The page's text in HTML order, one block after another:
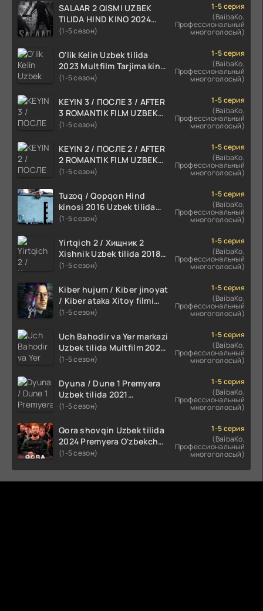
SALAAR 2 QISMI UZBEK
TILIDA HIND KINO 2024
TARJIMA 720p HD Skachat
(1-5 сезон)
1-5 серия
(BaibaKo,
Профессиональный
многоголосый)
O'lik Kelin Uzbek tilida
2023 Multfilm Tarjima kino
skachat
(1-5 сезон)
1-5 серия
(BaibaKo,
Профессиональный
многоголосый)
KEYIN 3 / ПОСЛЕ 3 / AFTER
3 ROMANTIK FILM UZBEK
TILIDA 2021 TARJIMA FILM
(1-5 сезон)
1-5 серия
(BaibaKo,
Профессиональный
многоголосый)
KEYIN 2 / ПОСЛЕ 2 / AFTER
2 ROMANTIK FILM UZBEK
TILIDA 2020 TARJIMA FILM
(1-5 сезон)
1-5 серия
(BaibaKo,
Профессиональный
многоголосый)
Tuzoq / Qopqon Hind
kinosi 2016 Uzbek tilida
tarjima film HD
(1-5 сезон)
1-5 серия
(BaibaKo,
Профессиональный
многоголосый)
Yirtqich 2 / Хищник 2
Xishnik Uzbek tilida 2018-
2024 O'zbekcha tarjima
(1-5 сезон)
1-5 серия
(BaibaKo,
Профессиональный
многоголосый)
Kiber hujum / Kiber jinoyat
/ Kiber ataka Xitoy filmi
Uzbek tilida O'zbekcha
HD skachat
(1-5 сезон)
1-5 серия
(BaibaKo,
Профессиональный
многоголосый)
Uch Bahodir va Yer markazi
Uzbek tilida Multfilm 2025
tarjima HD skachat
(1-5 сезон)
1-5 серия
(BaibaKo,
Профессиональный
многоголосый)
Dyuna / Dune 1 Premyera
Uzbek tilida 2021
O'zbekcha tarjima kino HD
(1-5 сезон)
1-5 серия
(BaibaKo,
Профессиональный
многоголосый)
Qora shovqin Uzbek tilida
2024 Premyera O'zbekcha
tarjima kino HD skachat
(1-5 сезон)
1-5 серия
(BaibaKo,
Профессиональный
многоголосый)